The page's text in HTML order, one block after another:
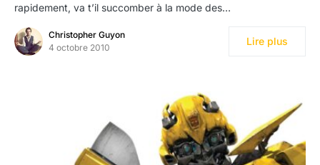
rapidement, va t’il succomber à la mode des…
Christopher Guyon
4 octobre 2010
Lire plus